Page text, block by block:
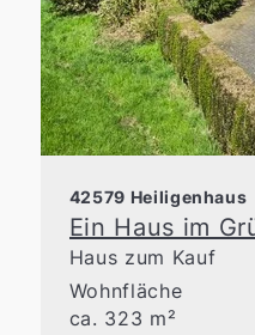
42579 Heiligenhaus
Haus zum Kauf
Wohnfläche
ca. 323 m²